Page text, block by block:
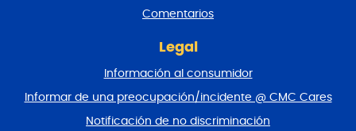
Comentarios
Legal
Información al consumidor
Informar de una preocupación/incidente @ CMC Cares
Notificación de no discriminación